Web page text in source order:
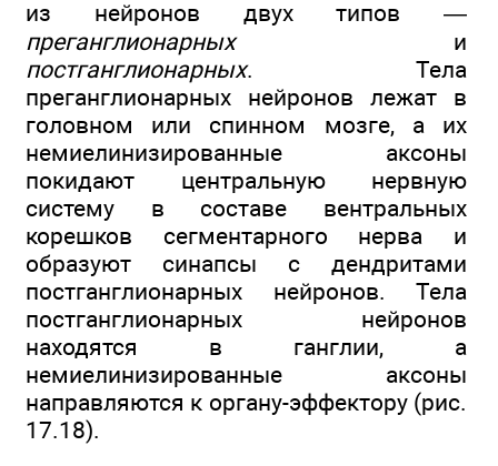
из нейронов двух типов —
преганглионарныхи
постганглионарных. Тела
преганглионарных нейронов лежат в
головном или спинном мозге, а их
немиелинизированные аксоны
покидают центральную нервную
систему в составе вентральных
корешков сегментарного нерва и
образуют синапсы с дендритами
постганглионарных нейронов. Тела
постганглионарных нейронов
находятся в ганглии, а
немиелинизированные аксоны
направляются к органу-эффектору (рис.
17.18).